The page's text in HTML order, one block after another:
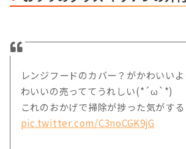
レンジフードのカバー？がかわいい
わいいの売っててうれしい(*´ω`*)
これのおかげで掃除が捗った気がする
pic.twitter.com/C3noCGK9jG